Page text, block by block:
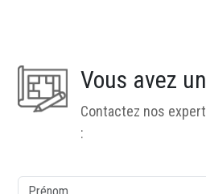
Vous avez
Contactez nos
:
colonne1
Prénom